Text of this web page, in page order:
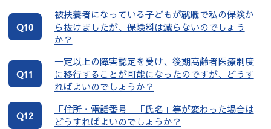
Q10
被扶養者になっている子どもが就職で私の保険か
ら抜けましたが、保険料は減らないのでしょう
か？
Q11
一定以上の障害認定を受け、後期高齢者医療制度
に移行することが可能になったのですが、どうす
ればよいのでしょうか？
Q12
「住所・電話番号」「氏名」等が変わった場合は
どうすればよいのでしょうか？